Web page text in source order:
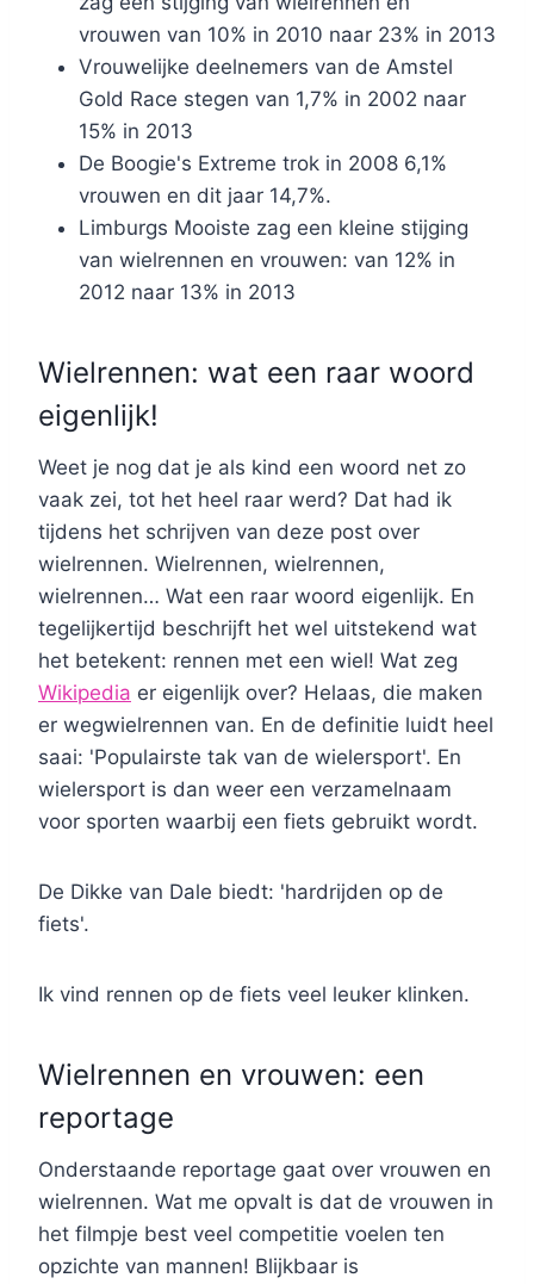
vrouwen van 10% in 2010 naar 23% in 2013
Vrouwelijke deelnemers van de Amstel
Gold Race stegen van 1,7% in 2002 naar
15% in 2013
De Boogie's Extreme trok in 2008 6,1%
vrouwen en dit jaar 14,7%.
Limburgs Mooiste zag een kleine stijging
van wielrennen en vrouwen: van 12% in
2012 naar 13% in 2013
Wielrennen: wat een raar woord
eigenlijk!
Weet je nog dat je als kind een woord net zo
vaak zei, tot het heel raar werd? Dat had ik
tijdens het schrijven van deze post over
wielrennen. Wielrennen, wielrennen,
wielrennen… Wat een raar woord eigenlijk. En
tegelijkertijd beschrijft het wel uitstekend wat
het betekent: rennen met een wiel! Wat zeg
Wikipedia er eigenlijk over? Helaas, die maken
er wegwielrennen van. En de definitie luidt heel
saai: 'Populairste tak van de wielersport'. En
wielersport is dan weer een verzamelnaam
voor sporten waarbij een fiets gebruikt wordt.
De Dikke van Dale biedt: 'hardrijden op de
fiets'.
Ik vind rennen op de fiets veel leuker klinken.
Wielrennen en vrouwen: een
reportage
Onderstaande reportage gaat over vrouwen en
wielrennen. Wat me opvalt is dat de vrouwen in
het filmpje best veel competitie voelen ten
opzichte van mannen! Blijkbaar is